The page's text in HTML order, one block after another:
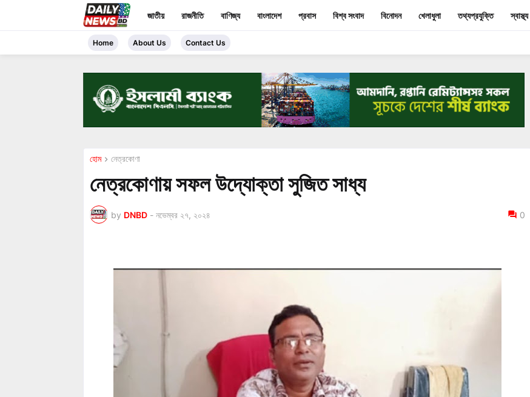
জাতীয় রাজনীতি বাণিজ্য বাংলাদেশ প্রবাস বিশ্ব সংবাদ বিনোদন খেলাধুলা তথ্যপ্রযুক্তি স্বাস্থ্য
Home About Us Contact Us
হোম নেত্রকোণা
নেত্রকোণায় সফল উদ্যোক্তা সুজিত সাধ্য
by DNBD - নভেম্বর ২৭, ২০২৪ 0